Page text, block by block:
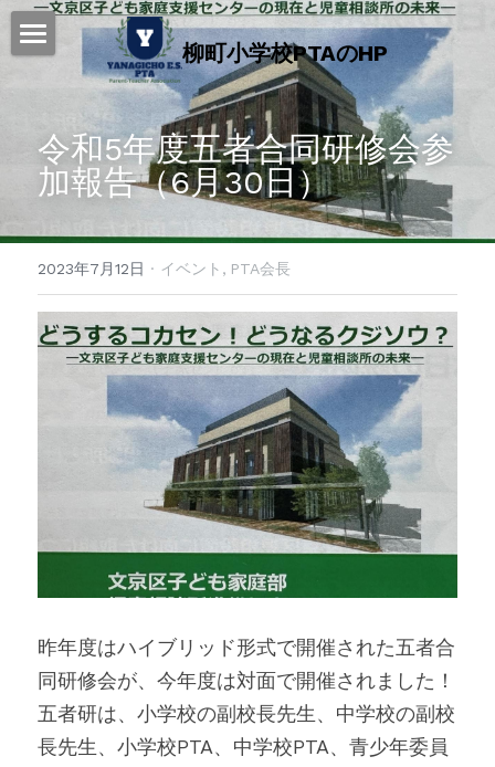
柳町小学校PTAのHP
ホーム
2025年度 年間行事予定表
柳町小PTA 活動紹介
お知らせ・ブログ
子供ビーチボール教室
PTAスポーツ部
PTA会則
ライブラリ
リンク集
令和5年度五者合同研修会参
加報告（6月30日）
2023年7月12日 · イベント, PTA会長
昨年度はハイブリッド形式で開催された五者合
同研修会が、今年度は対面で開催されました！
五者研は、小学校の副校長先生、中学校の副校
長先生、小学校PTA、中学校PTA、青少年委員